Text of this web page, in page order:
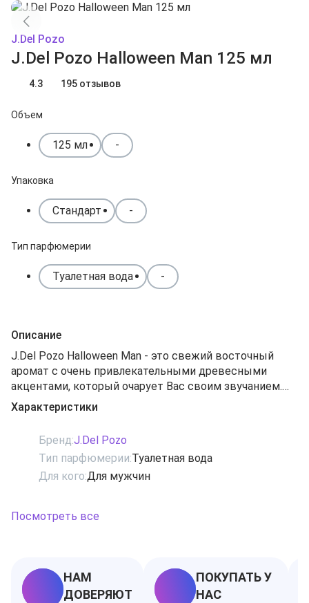
J.Del Pozo
J.Del Pozo Halloween Man 125 мл
4.3 195 отзывов
Объем
125 мл -
Упаковка
Стандарт -
Тип парфюмерии
Туалетная вода -
Описание
J.Del Pozo Halloween Man - это свежий восточный
аромат с очень привлекательными древесными
акцентами, который очарует Вас своим звучанием.
Обладатель этого аромата не подпадает под
стереотипы, не следит за модными веяниями и
другой точки зрения. Он знает, кто он. И он знает, что
может быть кем-то другим. Начальные ноты:
яблочный мартини, листья фиалки, зеленый базилик и
серая амбра и ваниль.
Характеристики
Бренд:J.Del Pozo
Тип парфюмерии:Туалетная вода
Для кого:Для мужчин
Посмотреть все
НАМ
ДОВЕРЯЮТ
ПОКУПАТЬ У
НАС